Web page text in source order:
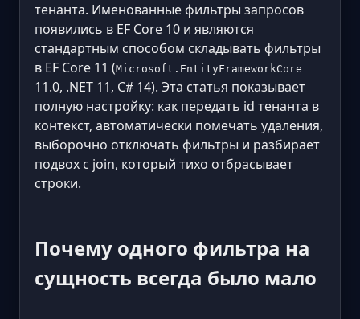
тенанта. Именованные фильтры запросов
появились в EF Core 10 и являются
стандартным способом складывать фильтры
в EF Core 11 (Microsoft.EntityFrameworkCore
11.0, .NET 11, C# 14). Эта статья показывает
полную настройку: как передать id тенанта в
контекст, автоматически помечать удаления,
выборочно отключать фильтры и разбирает
подвох с join, который тихо отбрасывает
строки.
Почему одного фильтра на
сущность всегда было мало